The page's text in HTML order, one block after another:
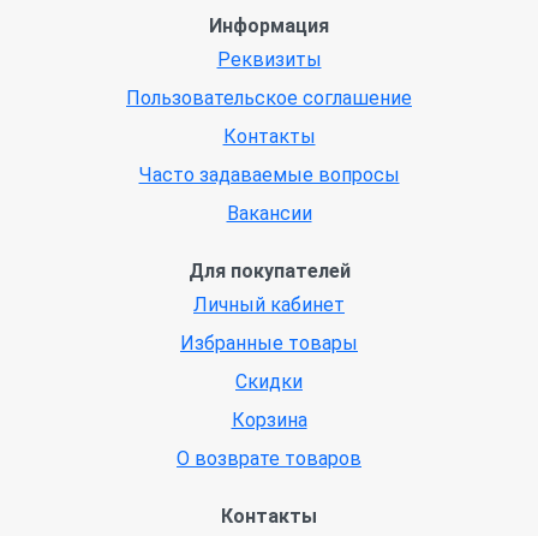
Информация
Реквизиты
Пользовательское соглашение
Контакты
Часто задаваемые вопросы
Вакансии
Для покупателей
Личный кабинет
Избранные товары
Скидки
Корзина
О возврате товаров
Контакты